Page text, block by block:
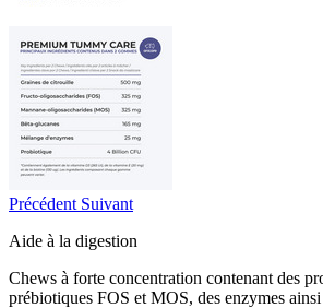
Précédent Suivant
Aide à la digestion
Chews à forte concentration contenant des
prébiotiques FOS et MOS, des enzymes